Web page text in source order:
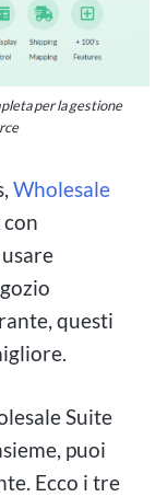
per la gestione
Wholesale
questi
Suite
puoi
Ecco i tre